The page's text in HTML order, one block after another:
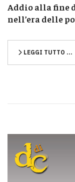
Addio alla fine
nell’era delle
LEGGI TUTTO …